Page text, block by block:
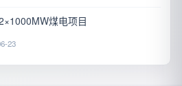
煤电项目
23